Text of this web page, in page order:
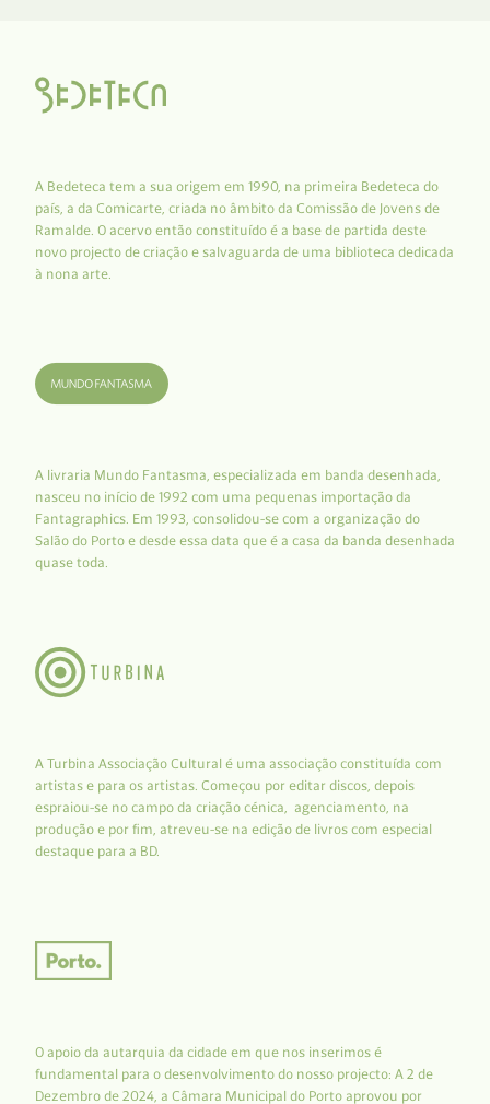
A Bedeteca tem a sua origem em 1990, na primeira Bedeteca do
país, a da Comicarte, criada no âmbito da Comissão de Jovens de
Ramalde. O acervo então constituído é a base de partida deste
novo projecto de criação e salvaguarda de uma biblioteca dedicada
à nona arte.
A livraria Mundo Fantasma, especializada em banda desenhada,
nasceu no início de 1992 com uma pequenas importação da
Fantagraphics. Em 1993, consolidou-se com a organização do
Salão do Porto e desde essa data que é a casa da banda desenhada
quase toda.
A Turbina Associação Cultural é uma associação constituída com
artistas e para os artistas. Começou por editar discos, depois
espraiou-se no campo da criação cénica, agenciamento, na
produção e por fim, atreveu-se na edição de livros com especial
destaque para a BD.
O apoio da autarquia da cidade em que nos inserimos é
fundamental para o desenvolvimento do nosso projecto: A 2 de
Dezembro de 2024, a Câmara Municipal do Porto aprovou por